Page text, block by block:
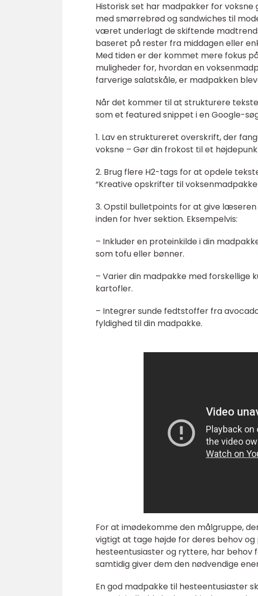
Historisk set har madpakker for
med smørrebrød og sandwiches til
været underlagt de skiftende
baseret på rester fra middagen eller
Med tiden er der kommet mere fokus
muligheder for, hvordan en
farverige salatskåle, er madpakken
Når det kommer til at strukturere
som et featured snippet i en Google-
1. Lav en struktureret overskrift, der
voksne – Gør din frokost til et
2. Brug flere H2-tags for at opdele
“Kreative opskrifter til
3. Opstil bulletpoints for at give
inden for hver sektion. Eksempelvis:
– Inkluder en proteinkilde i din
som tofu eller bønner.
– Varier din madpakke med forskellige
kartofler.
– Integrer sunde fedtstoffer fra
fyldighed til din madpakke.
For at imødekomme den målgruppe,
vigtigt at tage højde for deres behov
hesteentusiaster og ryttere, har behov
samtidig giver dem den nødvendige
En god madpakke til hesteentusiaster